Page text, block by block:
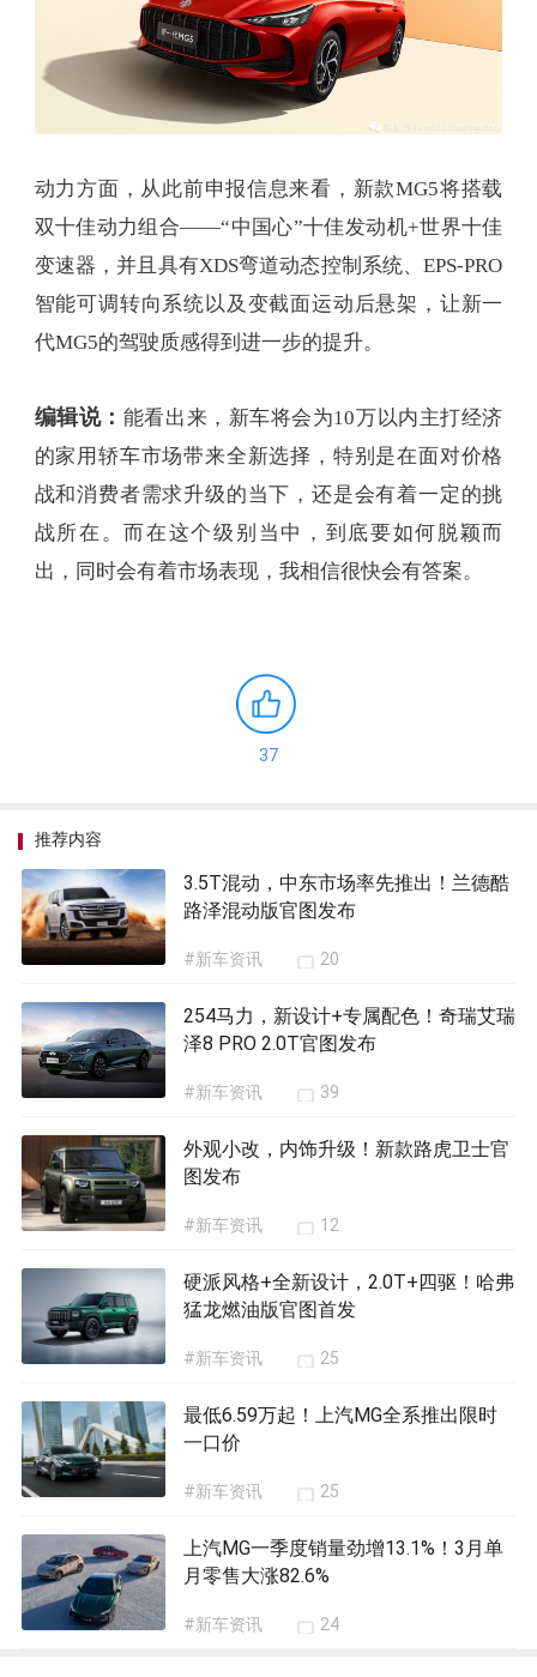
动力方面，从此前申报信息来看，新款MG5将搭载
双十佳动力组合——“中国心”十佳发动机+世界十佳
变速器，并且具有XDS弯道动态控制系统、EPS-PRO
智能可调转向系统以及变截面运动后悬架，让新一
代MG5的驾驶质感得到进一步的提升。
编辑说： 能看出来，新车将会为10万以内主打经济
的家用轿车市场带来全新选择，特别是在面对价格
战和消费者需求升级的当下，还是会有着一定的挑
战所在。而在这个级别当中，到底要如何脱颖而
出，同时会有着市场表现，我相信很快会有答案。
37
推荐内容
3.5T混动，中东市场率先推出！兰德酷
路泽混动版官图发布
#新车资讯 20
254马力，新设计+专属配色！奇瑞艾瑞
泽8 PRO 2.0T官图发布
#新车资讯 39
外观小改，内饰升级！新款路虎卫士官
图发布
#新车资讯 12
硬派风格+全新设计，2.0T+四驱！哈弗
猛龙燃油版官图首发
#新车资讯 25
最低6.59万起！上汽MG全系推出限时
一口价
#新车资讯 25
上汽MG一季度销量劲增13.1%！3月单
月零售大涨82.6%
#新车资讯 24